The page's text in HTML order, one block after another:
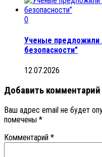
0
Ученые предложили
безопасности”
12.07.2026
Добавить комментарий
Ваш адрес email не будет
помечены *
Комментарий *